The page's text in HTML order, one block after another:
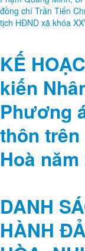
KẾ
kiến
Phương
thôn trên
Hoà năm
DANH
HÀNH
HÒA,